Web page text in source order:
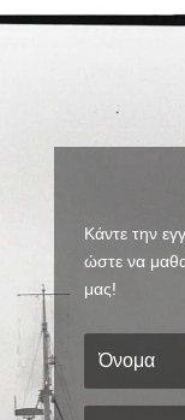
Κάντε την
ώστε να
μας!